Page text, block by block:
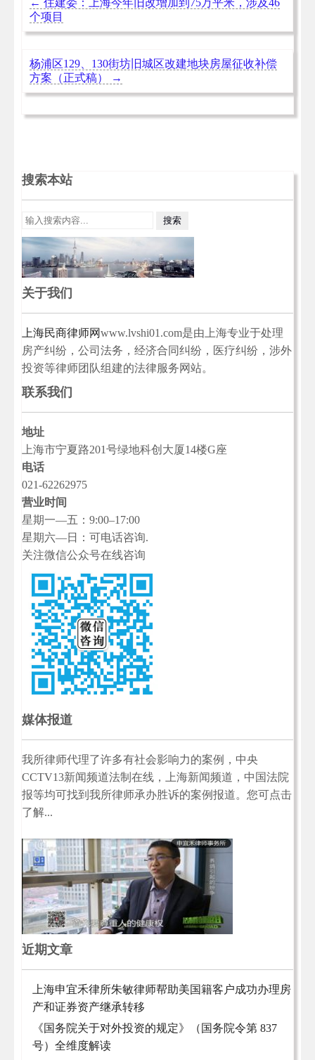
个项目
杨浦区129、130街坊旧城区改建地块房屋征收补偿
方案（正式稿）
→
搜索本站
关于我们
上海民商律师网www.lvshi01.com是由上海专业于处理
房产纠纷，公司法务，经济合同纠纷，医疗纠纷，涉外
投资等律师团队组建的法律服务网站。
联系我们
地址
上海市宁夏路201号绿地科创大厦14楼G座
电话
021-62262975
营业时间
星期一—五：9:00–17:00
星期六—日：可电话咨询.
关注微信公众号在线咨询
媒体报道
我所律师代理了许多有社会影响力的案例，中央
CCTV13新闻频道法制在线，上海新闻频道，中国法院
报等均可找到我所律师承办胜诉的案例报道。您可点击
了解...
近期文章
上海申宜禾律所朱敏律师帮助美国籍客户成功办理房
产和证券资产继承转移
《国务院关于对外投资的规定》（国务院令第 837
号）全维度解读